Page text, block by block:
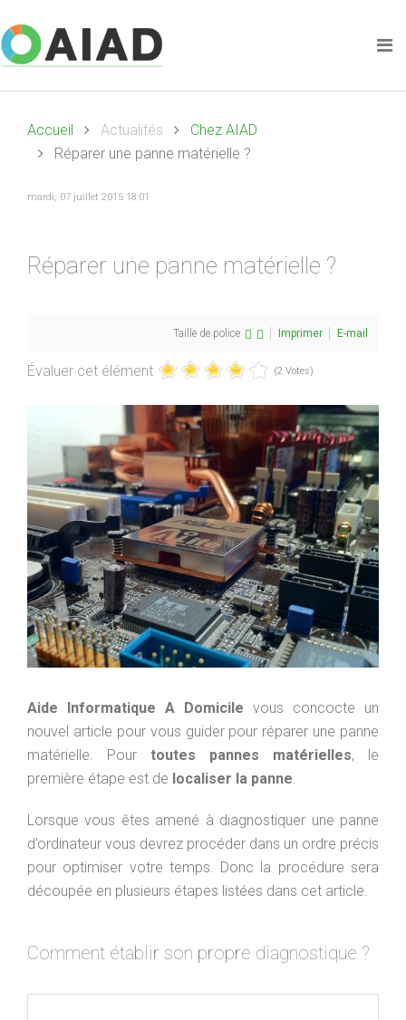
Accueil Actualités
Chez AIAD
Réparer une panne matérielle ?
mardi, 07 juillet 2015 18:01
Réparer une panne matérielle ?
Taille de police Imprimer E-mail
Évaluer cet élément (2 Votes)
Aide Informatique A Domicile vous concocte un
nouvel article pour vous guider pour réparer une panne
matérielle. Pour toutes pannes matérielles, le
première étape est de localiser la panne
Lorsque vous êtes amené à diagnostiquer une panne
d’ordinateur vous devrez procéder dans un ordre précis
pour optimiser votre temps. Donc la procédure sera
découpée en plusieurs étapes listées dans cet article.
Comment établir son propre diagnostique ?